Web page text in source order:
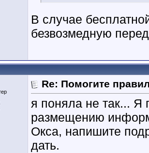
В случае
безвозмедную
Re: Помогите
я поняла не так... Я
размещению
Окса, напишите
дать.